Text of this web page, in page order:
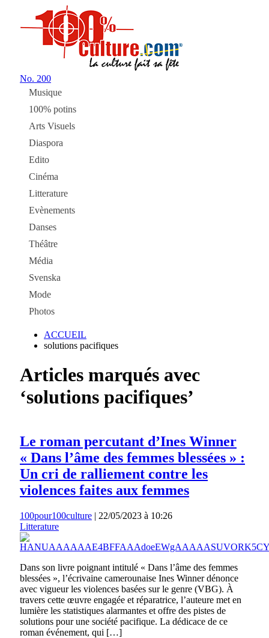
No. 200
Musique
100% potins
Arts Visuels
Diaspora
Edito
Cinéma
Litterature
Evènements
Danses
Théâtre
Média
Svenska
Mode
Photos
ACCUEIL
solutions pacifiques
Articles marqués avec
‘solutions pacifiques’
Le roman percutant d’Ines Winner
« Dans l’âme des femmes blessées » :
Un cri de ralliement contre les
violences faites aux femmes
100pour100culture | 22/05/2023 à 10:26
Litterature
Dans son livre poignant intitulé « Dans l’âme des femmes
blessées », l’écrivaine camerounaise Ines Winner dénonce
avec vigueur les violences basées sur le genre (VBG). À
travers cette œuvre engagée et réparatrice, l’auteure met en
lumière les statistiques alarmantes et offre des pistes de
solutions pour une société pacifique. La dédicace de ce
roman événement, qui […]